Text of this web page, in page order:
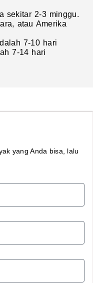
sekitar 2-3 minggu.
atau Amerika
7-10 hari
7-14 hari
yang Anda bisa, lalu